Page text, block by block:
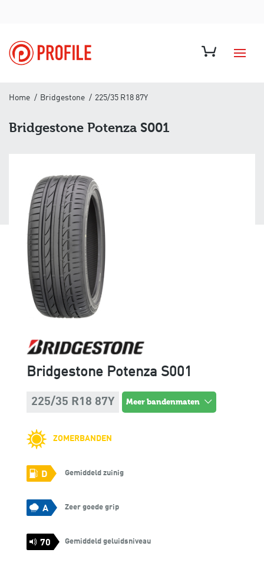
Home Bridgestone 225/35 R18 87Y
Bridgestone Potenza S001
Bridgestone Potenza S001
225/35 R18 87Y meer bandenmaten
ZOMERBANDEN
D Gemiddeld zuinig
A Zeer goede grip
70 Gemiddeld geluidsniveau